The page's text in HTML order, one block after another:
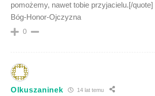
pomożemy, nawet tobie przyjacielu.[/quote]
Bóg-Honor-Ojczyzna
0
Olkuszaninek 14 lat temu